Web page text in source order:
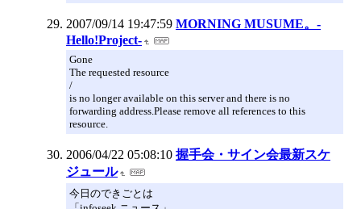
2007/09/14 19:47:59 MORNING MUSUME。-
Hello!Project-
Gone
The requested resource
/
is no longer available on this server and there is no
forwarding address.Please remove all references to this
resource.
2006/04/22 05:08:10 握手会・サイン会最新スケ
ジュール
今日のできごとは